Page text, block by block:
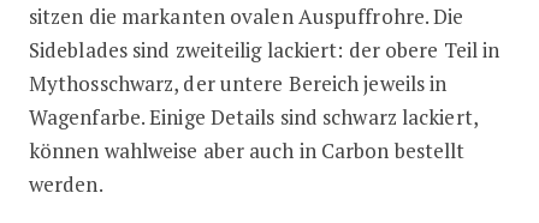
sitzen die markanten ovalen Auspuffrohre. Die
Sideblades sind zweiteilig lackiert: der obere Teil in
Mythosschwarz, der untere Bereich jeweils in
Wagenfarbe. Einige Details sind schwarz lackiert,
können wahlweise aber auch in Carbon bestellt
werden.